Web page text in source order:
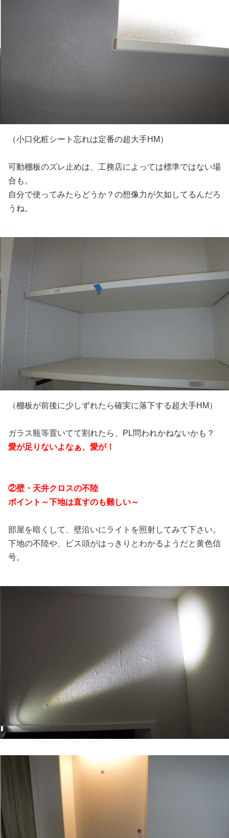
（小口化粧シート忘れは定番の超大手HM）
可動棚板のズレ止めは、工務店によっては標準ではない場
合も。
自分で使ってみたらどうか？の想像力が欠如してるんだろ
うね。
（棚板が前後に少しずれたら確実に落下する超大手HM）
ガラス瓶等置いてて割れたら、PL問われかねないかも？
愛が足りないよなぁ、愛が！
②壁・天井クロスの不陸
ポイント～下地は直すのも難しい～
部屋を暗くして、壁沿いにライトを照射してみて下さい。
下地の不陸や、ビス頭がはっきりとわかるようだと黄色信
号。